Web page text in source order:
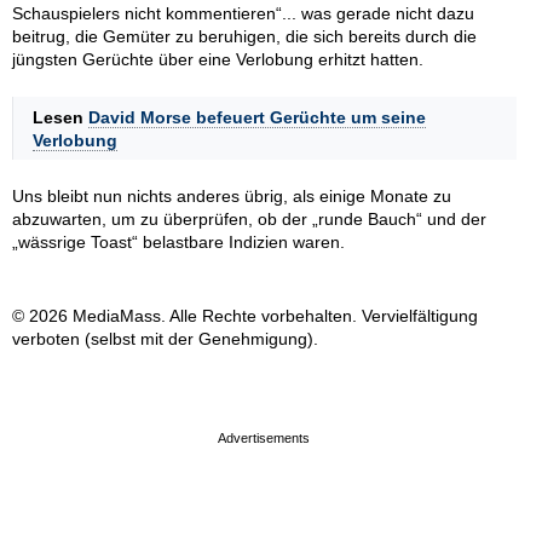
Schauspielers nicht kommentieren“... was gerade nicht dazu
beitrug, die Gemüter zu beruhigen, die sich bereits durch die
jüngsten Gerüchte über eine Verlobung erhitzt hatten.
Lesen David Morse befeuert Gerüchte um seine
Verlobung
Uns bleibt nun nichts anderes übrig, als einige Monate zu
abzuwarten, um zu überprüfen, ob der „runde Bauch“ und der
„wässrige Toast“ belastbare Indizien waren.
© 2026 MediaMass. Alle Rechte vorbehalten. Vervielfältigung
verboten (selbst mit der Genehmigung).